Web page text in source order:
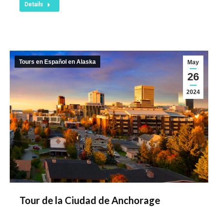
Details
May
26
2024
Tours en Español en Alaska
Tour de la Ciudad de Anchorage